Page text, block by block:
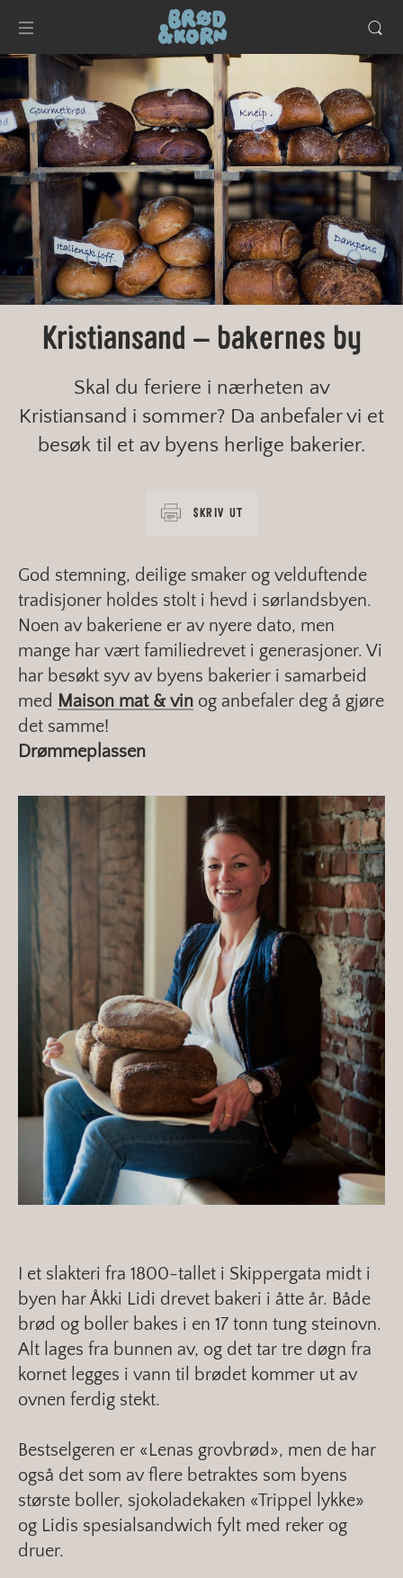
Kristiansand – bakernes by
Skal du feriere i nærheten av
Kristiansand i sommer? Da anbefaler vi et
besøk til et av byens herlige bakerier.
SKRIV UT
God stemning, deilige smaker og velduftende
tradisjoner holdes stolt i hevd i sørlandsbyen.
Noen av bakeriene er av nyere dato, men
mange har vært familiedrevet i generasjoner. Vi
har besøkt syv av byens bakerier i samarbeid
med Maison mat & vin og anbefaler deg å gjøre
det samme!
Drømmeplassen
I et slakteri fra 1800-tallet i Skippergata midt i
byen har Åkki Lidi drevet bakeri i åtte år. Både
brød og boller bakes i en 17 tonn tung steinovn.
Alt lages fra bunnen av, og det tar tre døgn fra
kornet legges i vann til brødet kommer ut av
ovnen ferdig stekt.
Bestselgeren er «Lenas grovbrød», men de har
også det som av flere betraktes som byens
største boller, sjokoladekaken «Trippel lykke»
og Lidis spesialsandwich fylt med reker og
druer.